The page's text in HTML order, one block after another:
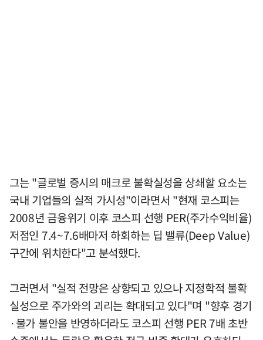
그는 "글로벌 증시의 매크로 불확실성을 상쇄할 요소는
국내 기업들의 실적 가시성"이라면서 "현재 코스피는
2008년 금융위기 이후 코스피 선행 PER(주가수익비율)
저점인 7.4~7.6배마저 하회하는 딥 밸류(Deep Value)
구간에 위치한다"고 분석했다.
그러면서 "실적 전망은 상향되고 있으나 지정학적 불확
실성으로 주가와의 괴리는 확대되고 있다"며 "향후 경기
·물가 불안을 반영하더라도 코스피 선행 PER 7배 초반